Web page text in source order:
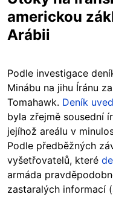
americkou
Arábii
Podle investigace
Minábu na jihu Íránu
Tomahawk. Deník
byla zřejmě sousední
jejíhož areálu v
Podle předběžných
vyšetřovatelů, které
armáda
zastaralých informací (